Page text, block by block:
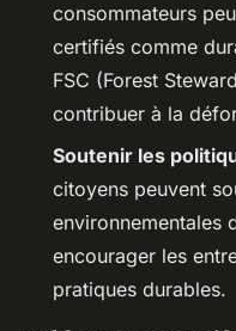
consommateurs
certifiés comme
FSC (Forest
contribuer à la
Soutenir les
citoyens peuvent
environnementales
encourager les
pratiques durables.